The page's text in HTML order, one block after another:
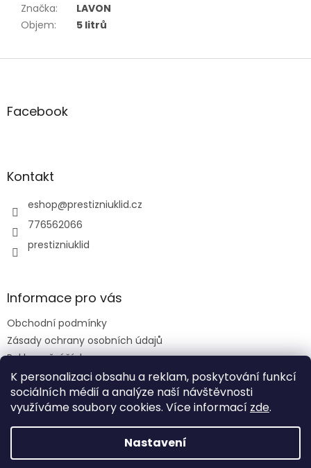
K personalizaci obsahu a reklam, poskytování funkcí
sociálních médií a analýze naší návštěvnosti
využíváme soubory cookies. Více informací zde.
Nastavení
Značka:
LAVON
Objem: 5 litrů
Z
aFacebook
Kontakt
eshop@prestizniuklid.cz
776562066
prestizniuklid
Informace pro vás
Obchodní podmínky
Zásady ochrany osobních údajů
Reklamační řád
Vytvořil Shoptet